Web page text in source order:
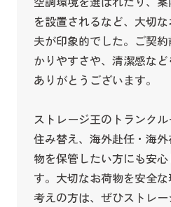
を設置されるなど、大切
夫が印象的でした。ご契
かりやすさや、清潔感な
ありがとうございます。
ストレージ王のトランク
住み替え、海外赴任・海
物を保管したい方にも安
す。大切なお荷物を安全
考えの方は、ぜひストレ